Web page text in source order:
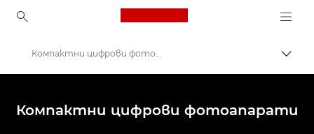
Canon Logo, back to
Цифрови фотоапарати
Компактни цифрови фотоапарати
Компактни цифрови фотоапарати